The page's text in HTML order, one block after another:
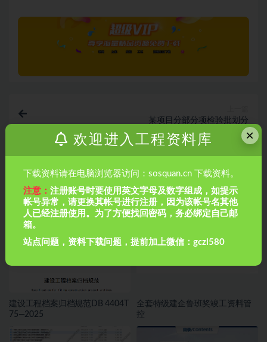
某项目分部分项检验批划分
海绵城市（一套资料）
相关文章
建设工程档案归档规范DB 4404T
75—2025
全套特级建企鲁班奖竣工资料管
控
×
欢迎进入工程资料库
下载资料请在电脑浏览器访问：sosquan.cn 下载资料。
注意：注册账号时要使用英文字母及数字组成，如提示
帐号异常，请更换其帐号进行注册，因为该帐号名其他
人已经注册使用。为了方便找回密码，务必绑定自己邮
箱。
站点问题，资料下载问题，提前加上微信：gczl580